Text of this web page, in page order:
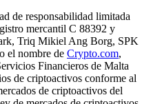
de responsabilidad limitada
mercantil C 88392 y
Triq Mikiel Ang Borg, SPK
el nombre de Crypto.com,
Financieros de Malta
de criptoactivos conforme al
de criptoactivos del